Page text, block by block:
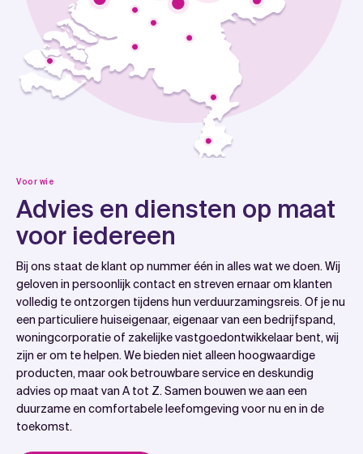
Voor wie
Advies en diensten op maat
voor iedereen
Bij ons staat de klant op nummer één in alles wat we doen. Wij
geloven in persoonlijk contact en streven ernaar om klanten
volledig te ontzorgen tijdens hun verduurzamingsreis. Of je nu
een particuliere huiseigenaar, eigenaar van een bedrijfspand,
woningcorporatie of zakelijke vastgoedontwikkelaar bent, wij
zijn er om te helpen. We bieden niet alleen hoogwaardige
producten, maar ook betrouwbare service en deskundig
advies op maat van A tot Z. Samen bouwen we aan een
duurzame en comfortabele leefomgeving voor nu en in de
toekomst.